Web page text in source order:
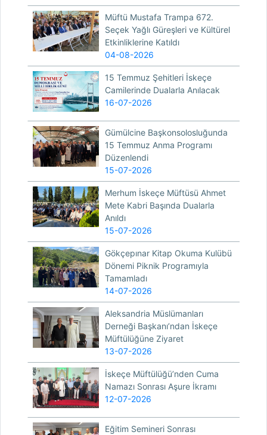
Müftü Mustafa Trampa 672.
Seçek Yağlı Güreşleri ve Kültürel
Etkinliklerine Katıldı
04-08-2026
15 Temmuz Şehitleri İskeçe
Camilerinde Dualarla Anılacak
16-07-2026
Gümülcine Başkonsolosluğunda
15 Temmuz Anma Programı
Düzenlendi
15-07-2026
Merhum İskeçe Müftüsü Ahmet
Mete Kabri Başında Dualarla
Anıldı
15-07-2026
Gökçepınar Kitap Okuma Kulübü
Dönemi Piknik Programıyla
Tamamladı
14-07-2026
Aleksandria Müslümanları
Derneği Başkanı’ndan İskeçe
Müftülüğüne Ziyaret
13-07-2026
İskeçe Müftülüğü’nden Cuma
Namazı Sonrası Aşure İkramı
12-07-2026
Eğitim Semineri Sonrası